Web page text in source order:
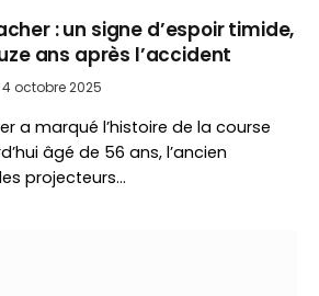
: un signe d’espoir timide,
ans après l’accident
4 octobre 2025
a marqué l’histoire de la course
âgé de 56 ans, l’ancien
projecteurs…